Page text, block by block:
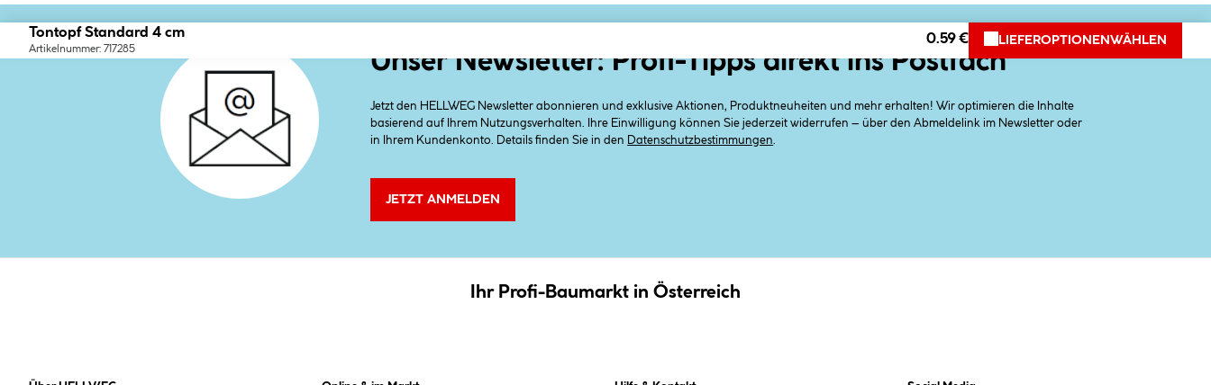
Tontopf Standard 4 cm
Artikelnummer: 717285
0.59 € LIEFEROPTIONEN WÄHLEN
Unser Newsletter: Profi-Tipps direkt ins Postfach
Jetzt den HELLWEG Newsletter abonnieren und exklusive Aktionen, Produktneuheiten und mehr erhalten! Wir optimieren die Inhalte
basierend auf Ihrem Nutzungsverhalten. Ihre Einwilligung können Sie jederzeit widerrufen – über den Abmeldelink im Newsletter oder
in Ihrem Kundenkonto. Details finden Sie in den
Datenschutzbestimmungen
JETZT ANMELDEN
Ihr Profi-Baumarkt in Österreich